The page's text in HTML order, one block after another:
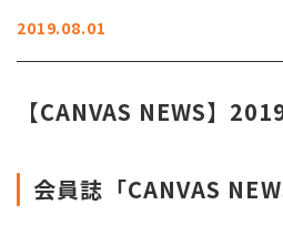
2019.08.01
【CANVAS NEWS】
会員誌「CANVAS